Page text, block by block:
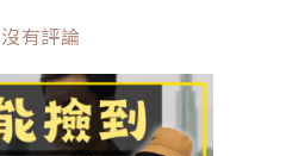
沒有評論